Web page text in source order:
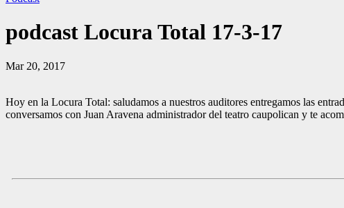
podcast Locura Total 17-3-17
Mar 20, 2017
Hoy en la Locura Total: saludamos a nuestros auditores entregamos las
conversamos con Juan Aravena administrador del teatro caupolican y te